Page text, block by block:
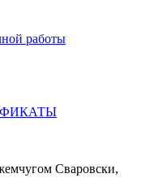
работы
Сваровски,